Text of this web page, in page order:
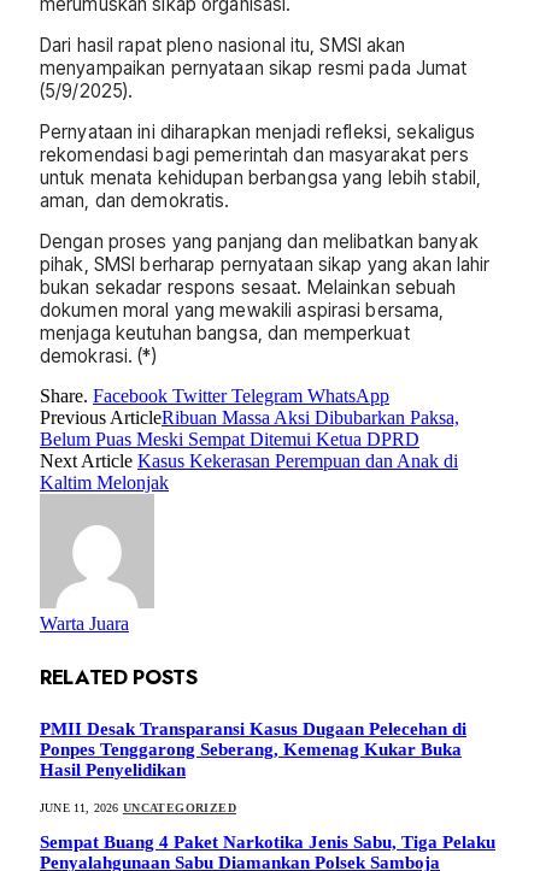
Dari hasil rapat pleno nasional itu, SMSI akan
menyampaikan pernyataan sikap resmi pada Jumat
(5/9/2025).
Pernyataan ini diharapkan menjadi refleksi, sekaligus
rekomendasi bagi pemerintah dan masyarakat pers
untuk menata kehidupan berbangsa yang lebih stabil,
aman, dan demokratis.
Dengan proses yang panjang dan melibatkan banyak
pihak, SMSI berharap pernyataan sikap yang akan lahir
bukan sekadar respons sesaat. Melainkan sebuah
dokumen moral yang mewakili aspirasi bersama,
menjaga keutuhan bangsa, dan memperkuat
demokrasi. (*)
Share. Facebook Twitter Telegram WhatsApp
Previous ArticleRibuan Massa Aksi Dibubarkan Paksa,
Belum Puas Meski Sempat Ditemui Ketua DPRD
Next Article Kasus Kekerasan Perempuan dan Anak di
Kaltim Melonjak
Warta Juara
RELATED POSTS
PMII Desak Transparansi Kasus Dugaan Pelecehan di
Ponpes Tenggarong Seberang, Kemenag Kukar Buka
Hasil Penyelidikan
JUNE 11, 2026 UNCATEGORIZED
Sempat Buang 4 Paket Narkotika Jenis Sabu, Tiga Pelaku
Penyalahgunaan Sabu Diamankan Polsek Samboja